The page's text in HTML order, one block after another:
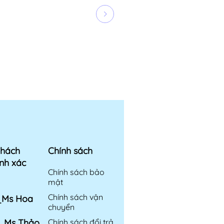
xác
Hoa
Chính sách
Chính sách bảo
mật
Chính sách vận
chuyển
Chính sách đổi trả